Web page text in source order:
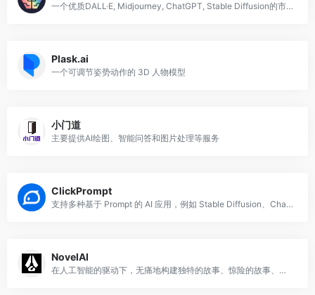
一个优质DALL·E, Midjourney, ChatGPT, Stable Diffusion的市场;GPT提示。
Plask.ai
一个可调节姿势动作的 3D 人物模型
小门道
主要提供AI绘图、智能问答和图片处理等服务
ClickPrompt
支持多种基于 Prompt 的 AI 应用，例如 Stable Diffusion、ChatGPT 和 GitHub Copilot 等。
NovelAI
在人工智能的驱动下，无痛地构建独特的故事、惊险的故事、诱人的浪漫故事，或者只是胡闹